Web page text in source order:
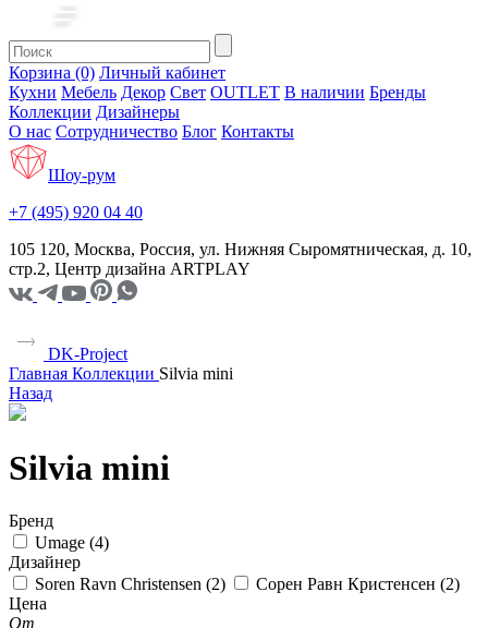
Корзина (0) Личный кабинет
Кухни Мебель Декор Свет OUTLET В наличии Бренды
Коллекции Дизайнеры
О нас Сотрудничество Блог Контакты
Шоу-рум
+7 (495) 920 04 40
105 120, Москва, Россия, ул. Нижняя Сыромятническая, д. 10,
стр.2, Центр дизайна ARTPLAY
DK-Project
Главная Коллекции Silvia mini
Назад
Silvia mini
Бренд
Umage (4)
Дизайнер
Soren Ravn Christensen (2) Сорен Равн Кристенсен (2)
Цена
От